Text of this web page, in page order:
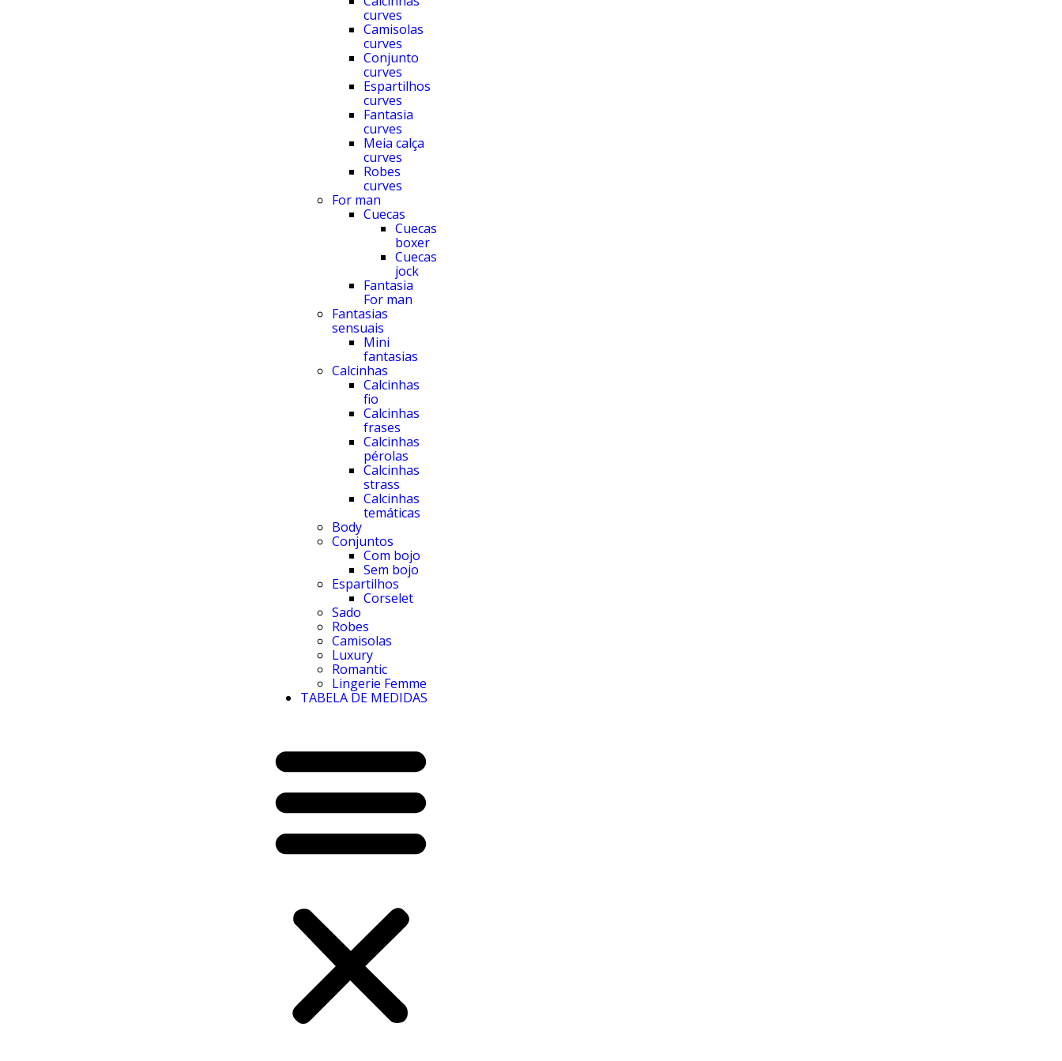
curves
Camisolas
curves
Conjunto
curves
Espartilhos
curves
Fantasia
curves
Meia calça
curves
Robes
curves
For man
Cuecas
Cuecas
boxer
Cuecas
jock
Fantasia
For man
Fantasias
sensuais
Mini
fantasias
Calcinhas
Calcinhas
fio
Calcinhas
frases
Calcinhas
pérolas
Calcinhas
strass
Calcinhas
temáticas
Body
Conjuntos
Com bojo
Sem bojo
Espartilhos
Corselet
Sado
Robes
Camisolas
Luxury
Romantic
Lingerie Femme
TABELA DE MEDIDAS